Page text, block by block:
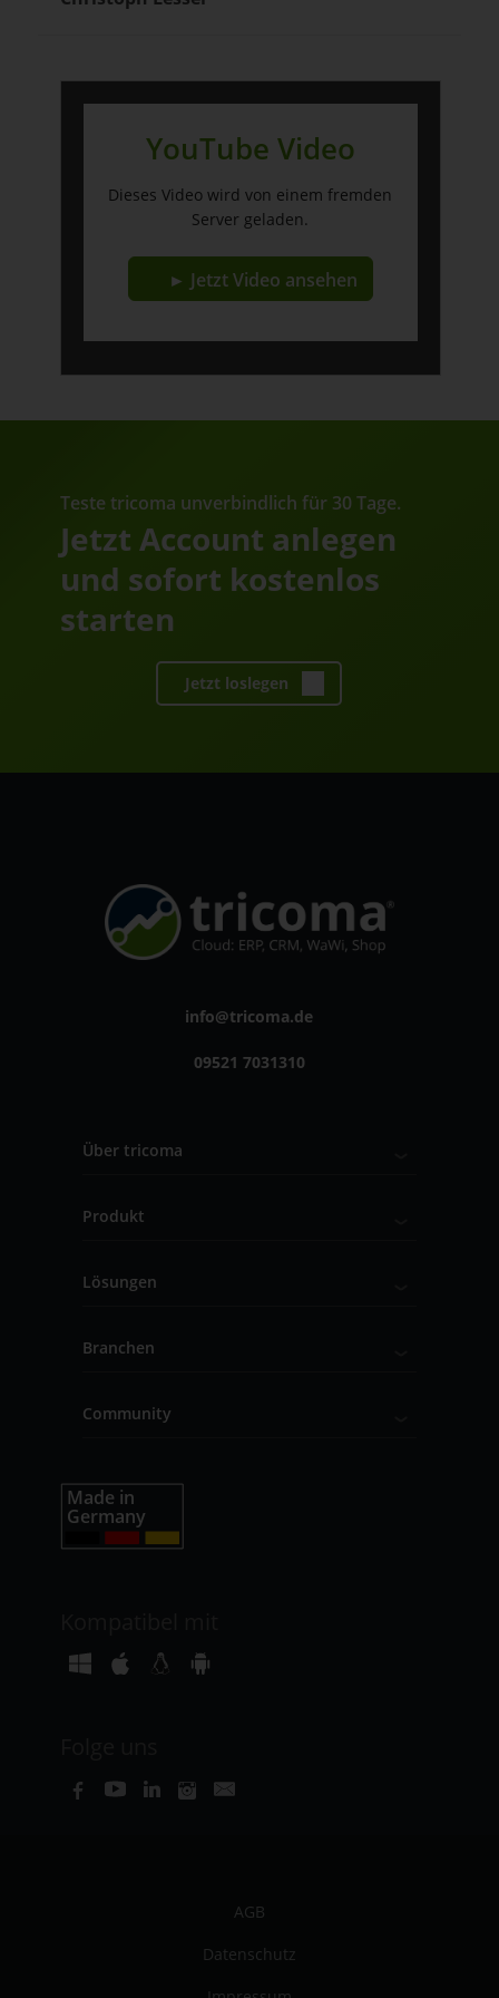
YouTube Video
Dieses Video wird von einem fremden
Server geladen.
► Jetzt Video ansehen
Teste tricoma unverbindlich für 30 Tage.
Jetzt Account anlegen
und sofort kostenlos
starten
Jetzt loslegen
info@tricoma.de
09521 7031310
Über tricoma
Produkt
Lösungen
Branchen
Community
AGB
Datenschutz